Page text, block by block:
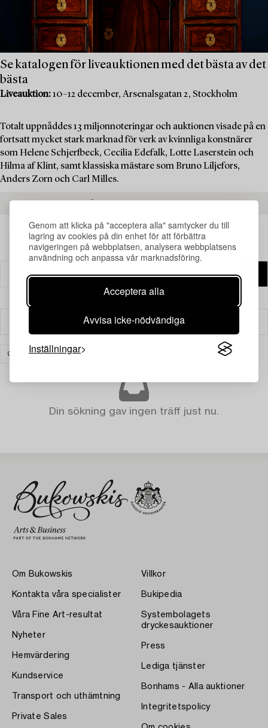
Genom att klicka på "acceptera alla" samtycker du till
lagring av cookies på din enhet för att förbättra
navigeringen på webbplatsen, analysera webbplatsens
användning och anpassa vår marknadsföring.
Acceptera alla
Avvisa icke-nödvändiga
Inställningar
Se katalogen för liveauktionen med det bästa av det
bästa
Liveauktion:10–12 december, Arsenalsgatan 2, Stockholm
Totalt uppnåddes 13 miljonnoteringar och auktionen visade på en
fortsatt mycket stark marknad för verk av kvinnliga konstnärer
som Helene Schjerfbeck, Cecilia Edefalk, Lotte Laserstein och
Hilma af Klint, samt klassiska mästare som Bruno Liljefors,
Anders Zorn och Carl Milles.
Filter
GLAS RENSA ALLA
Din sökning gav ingen träff just nu.
Om Bukowskis
Kontakta våra specialister
Våra Fine Art-resultat
Nyheter
Hemvärdering
Kundservice
Transport och uthämtning
Private Sales
Villkor
Bukipedia
Systembolagets
dryckesauktioner
Press
Lediga tjänster
Bonhams - Alla auktioner
Integritetspolicy